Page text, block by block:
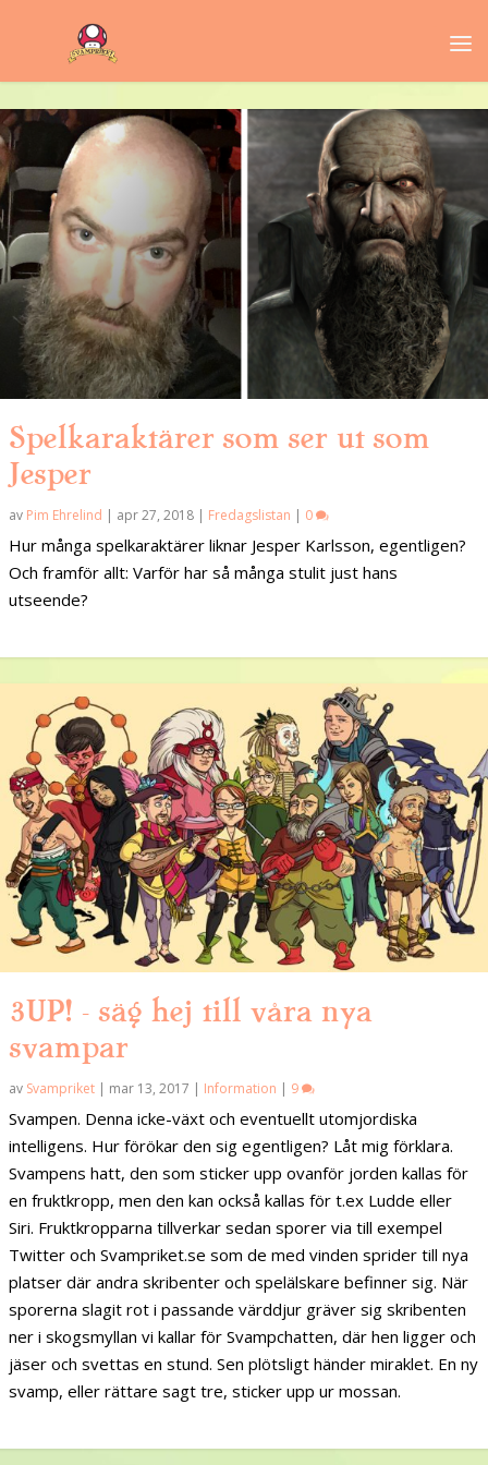
Spelkaraktärer som ser ut som
Jesper
av Pim Ehrelind | apr 27, 2018 | Fredagslistan | 0
Hur många spelkaraktärer liknar Jesper Karlsson, egentligen?
Och framför allt: Varför har så många stulit just hans
utseende?
3UP! – säg hej till våra nya
svampar
av Svampriket mar 13, 2017 Information 9
Svampen. Denna icke-växt och eventuellt utomjordiska
intelligens. Hur förökar den sig egentligen? Låt mig förklara.
Svampens hatt, den som sticker upp ovanför jorden kallas för
en fruktkropp, men den kan också kallas för t.ex Ludde eller
Siri. Fruktkropparna tillverkar sedan sporer via till exempel
Twitter och Svampriket.se som de med vinden sprider till nya
platser där andra skribenter och spelälskare befinner sig. När
sporerna slagit rot i passande värddjur gräver sig skribenten
ner i skogsmyllan vi kallar för Svampchatten, där hen ligger och
jäser och svettas en stund. Sen plötsligt händer miraklet. En ny
svamp, eller rättare sagt tre, sticker upp ur mossan.